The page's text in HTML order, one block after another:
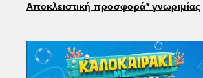
Αποκλειστική προσφορά* γνωριμίας